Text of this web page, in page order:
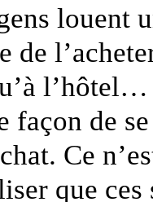
louent
de
façon de
Ce
que